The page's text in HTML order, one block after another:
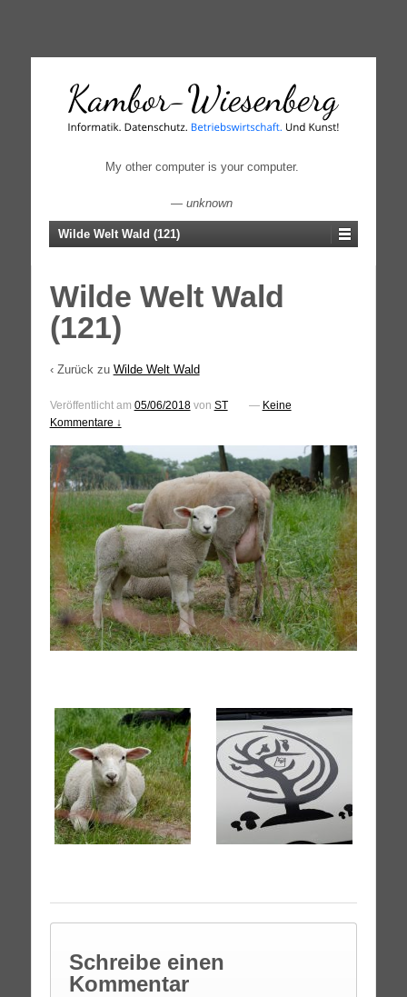
↓
CONTENT
My other computer is your computer.
—unknown
Wilde Welt Wald (121)
Wilde Welt Wald
(121)
‹ Zurück zu Wilde Welt Wald
Veröffentlicht am 05/06/2018von ST — Keine
Kommentare ↓
Schreibe einen
Kommentar